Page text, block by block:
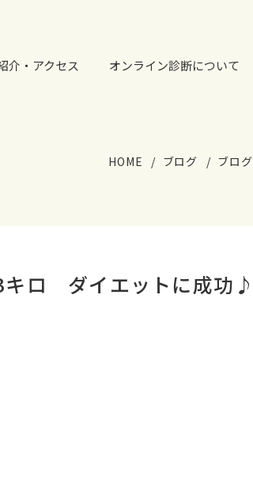
介・アクセス オンライン診断について
HOME ブログ ブログ
ロ ダイエットに成功♪